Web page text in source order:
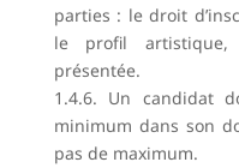
parties : le droit
le profil
présentée.
1.4.6. Un candidat
minimum dans son
pas de maximum.